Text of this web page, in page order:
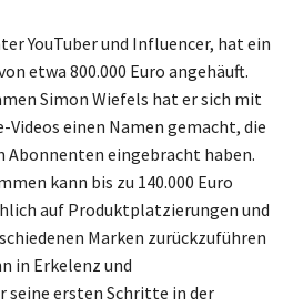
YouTuber und Influencer, hat ein
etwa 800.000 Euro angehäuft.
Simon Wiefels hat er sich mit
Videos einen Namen gemacht, die
Abonnenten eingebracht haben.
kann bis zu 140.000 Euro
auf Produktplatzierungen und
Marken zurückzuführen
in Erkelenz und
seine ersten Schritte in der